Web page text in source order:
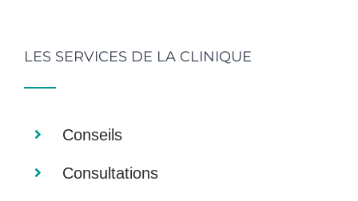
LES SERVICES DE LA CLINIQUE
Conseils
Consultations